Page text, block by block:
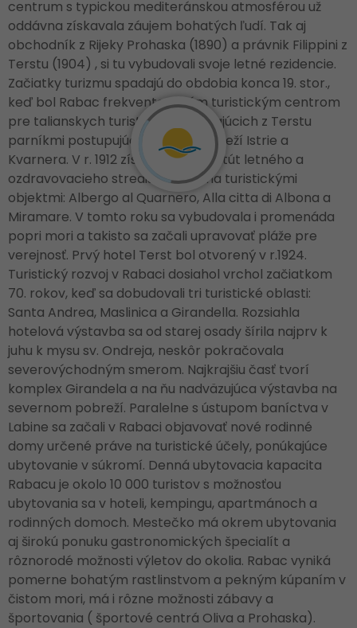
centrum s typickou mediteránskou atmosférou už
oddávna získavala záujem bohatých ľudí. Tak aj
obchodník z Rijeky Prohaska (1890) a právnik Filippini z
Terstu (1904) , si tu vybudovali svoje letné rezidencie.
Začiatky turizmu spadajú do obdobia konca 19. stor.,
keď bol Rabac frekventovaným turistickým centrom
pre talianskych turistov prichádzajúcich z Terstu
parníkmi postupujúcimi popri pobreží Istrie a
Kvarnera. V r. 1912 získal Rabac štatút letného a
ozdravovacieho strediska s troma turistickými
objektmi: Albergo al Quarnero, Alla citta di Albona a
Miramare. V tomto roku sa vybudovala i promenáda
popri mori a takisto sa začali upravovať pláže pre
verejnosť. Prvý hotel Terst bol otvorený v r.1924.
Turistický rozvoj v Rabaci dosiahol vrchol začiatkom
70. rokov, keď sa dobudovali tri turistické oblasti:
Santa Andrea, Maslinica a Girandella. Rozsiahla
hotelová výstavba sa od starej osady šírila najprv k
juhu k mysu sv. Ondreja, neskôr pokračovala
severovýchodným smerom. Najkrajšiu časť tvorí
komplex Girandela a na ňu nadväzujúca výstavba na
severnom pobreží. Paralelne s ústupom baníctva v
Labine sa začali v Rabaci objavovať nové rodinné
domy určené práve na turistické účely, ponúkajúce
ubytovanie v súkromí. Denná ubytovacia kapacita
Rabacu je okolo 10 000 turistov s možnosťou
ubytovania sa v hoteli, kempingu, apartmánoch a
rodinných domoch. Mestečko má okrem ubytovania
aj širokú ponuku gastronomických špecialít a
rôznorodé možnosti výletov do okolia. Rabac vyniká
pomerne bohatým rastlinstvom a pekným kúpaním v
čistom mori, má i rôzne možnosti zábavy a
športovania ( športové centrá Oliva a Prohaska).